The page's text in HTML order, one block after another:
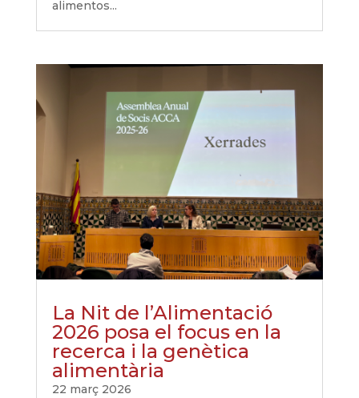
alimentos...
La Nit de l’Alimentació
2026 posa el focus en la
recerca i la genètica
alimentària
22 març 2026